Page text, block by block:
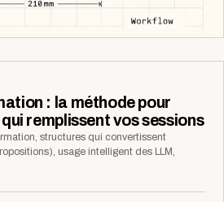
: la méthode pour
remplissent vos sessions
structures qui convertissent
usage intelligent des LLM,